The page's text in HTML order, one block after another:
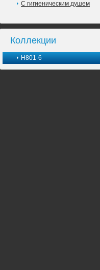
С гигиеническим душем
Коллекции
H801-6